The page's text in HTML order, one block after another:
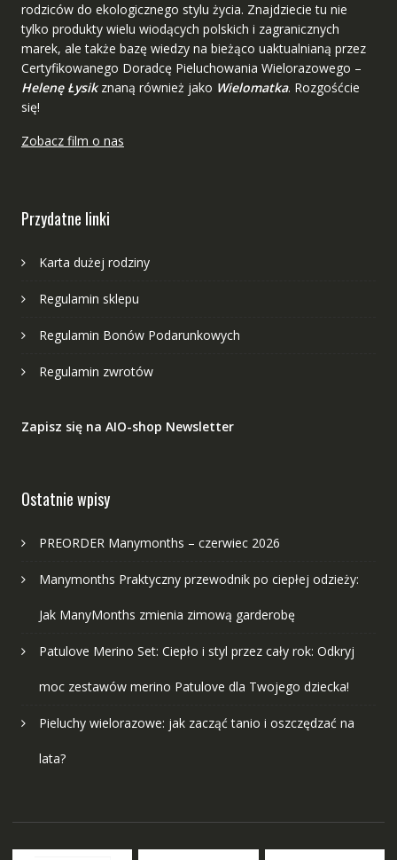
rodziców do ekologicznego stylu życia. Znajdziecie tu nie
tylko produkty wielu wiodących polskich i zagranicznych
marek, ale także bazę wiedzy na bieżąco uaktualnianą przez
Certyfikowanego Doradcę Pieluchowania Wielorazowego –
Helenę Łysikznaną również jako Wielomatka. Rozgośćcie
się!
Zobacz film o nas
Przydatne linki
Karta dużej rodziny
Regulamin sklepu
Regulamin Bonów Podarunkowych
Regulamin zwrotów
Zapisz się na AIO-shop Newsletter
Ostatnie wpisy
PREORDER Manymonths – czerwiec 2026
Manymonths Praktyczny przewodnik po ciepłej odzieży:
Jak ManyMonths zmienia zimową garderobę
Patulove Merino Set: Ciepło i styl przez cały rok: Odkryj
moc zestawów merino Patulove dla Twojego dziecka!
Pieluchy wielorazowe: jak zacząć tanio i oszczędzać na
lata?